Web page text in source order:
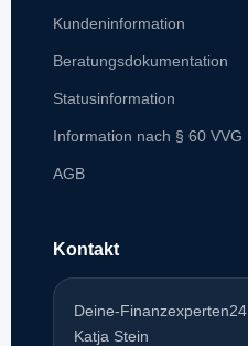
Kundeninformation
Beratungsdokumentation
Statusinformation
Information nach § 60 VVG
AGB
Kontakt
Deine-Finanzexperten24
Katja Stein